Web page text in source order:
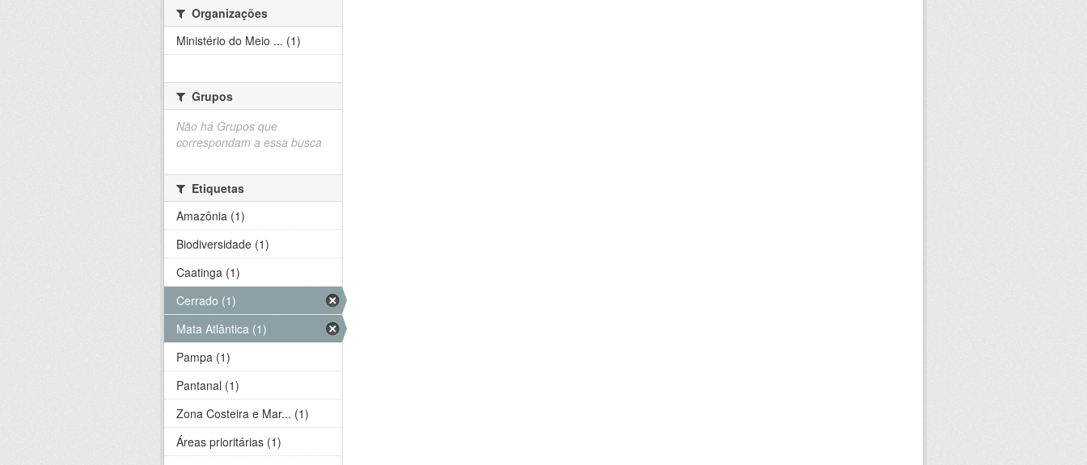
Organizações
Ministério do Meio ... (1)
Grupos
Não há Grupos que
correspondam a essa busca
Etiquetas
Amazônia (1)
Biodiversidade (1)
Caatinga (1)
Cerrado (1)
Mata Atlântica (1)
Pampa (1)
Pantanal (1)
Zona Costeira e Mar... (1)
Áreas prioritárias (1)